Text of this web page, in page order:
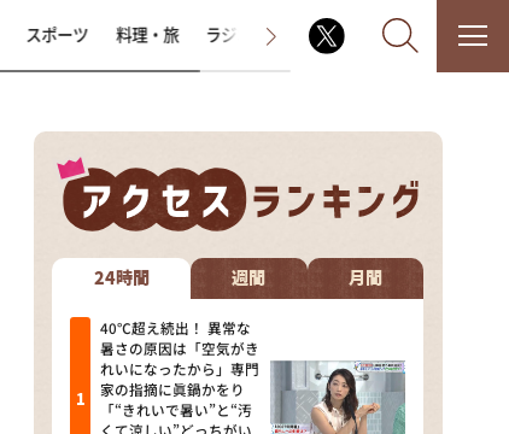
なるみ・岡村の過ぎるTV
相席食堂
これ余談なんですけど・・・
～人生密着トークバラエティ！
～ やすとものいたって真剣です
スポーツ 料理・旅 ラジオ番組 その他
24時間 週間 月間
40℃超え続出！ 異常な
暑さの原因は「空気がき
れいになったから」専門
家の指摘に眞鍋かをり
「“きれいで暑い”と“汚